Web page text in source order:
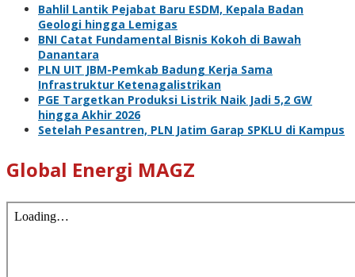
Bahlil Lantik Pejabat Baru ESDM, Kepala Badan
Geologi hingga Lemigas
BNI Catat Fundamental Bisnis Kokoh di Bawah
Danantara
PLN UIT JBM-Pemkab Badung Kerja Sama
Infrastruktur Ketenagalistrikan
PGE Targetkan Produksi Listrik Naik Jadi 5,2 GW
hingga Akhir 2026
Setelah Pesantren, PLN Jatim Garap SPKLU di Kampus
Global Energi MAGZ